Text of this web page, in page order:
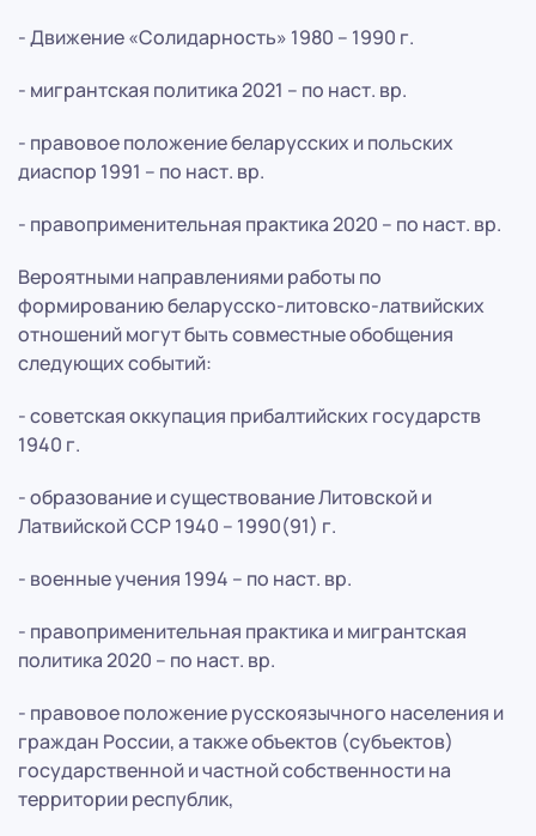
- Движение «Солидарность» 1980 – 1990 г.
- мигрантская политика 2021 – по наст. вр.
- правовое положение беларусских и польских
диаспор 1991 – по наст. вр.
- правоприменительная практика 2020 – по наст. вр.
Вероятными направлениями работы по
формированию беларусско-литовско-латвийских
отношений могут быть совместные обобщения
следующих событий:
- советская оккупация прибалтийских государств
1940 г.
- образование и существование Литовской и
Латвийской ССР 1940 – 1990(91) г.
- военные учения 1994 – по наст. вр.
- правоприменительная практика и мигрантская
политика 2020 – по наст. вр.
- правовое положение русскоязычного населения и
граждан России, а также объектов (субъектов)
государственной и частной собственности на
территории республик,